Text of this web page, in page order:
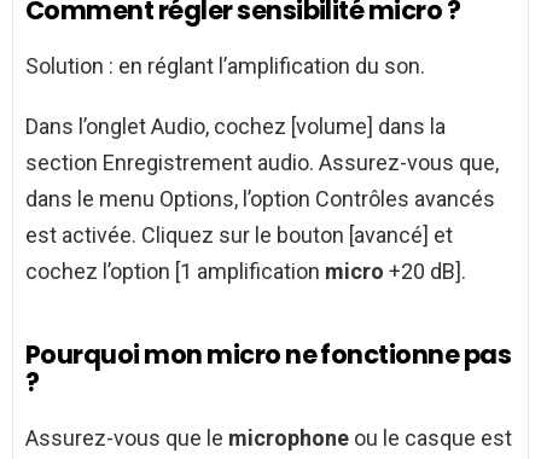
Comment régler sensibilité micro ?
Solution : en réglant l’amplification du son.
Dans l’onglet Audio, cochez [volume] dans la
section Enregistrement audio. Assurez-vous que,
dans le menu Options, l’option Contrôles avancés
est activée. Cliquez sur le bouton [avancé] et
cochez l’option [1 amplification micro +20 dB].
Pourquoi mon micro ne fonctionne pas
?
Assurez-vous que le microphone ou le casque est